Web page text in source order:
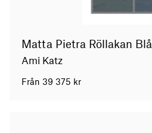
Matta Pietra Röllakan Blå
Ami Katz
Från 39 375 kr